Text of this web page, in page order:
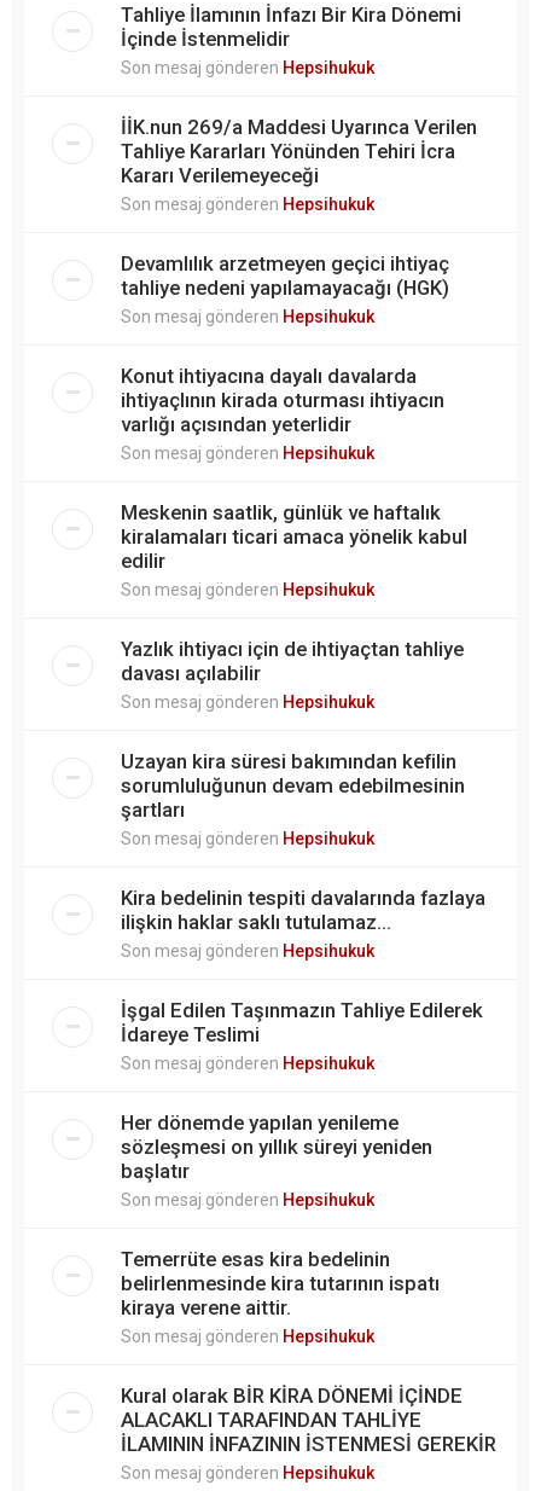
Tahliye İlamının İnfazı Bir Kira Dönemi
İçinde İstenmelidir
Son mesaj gönderen Hepsihukuk
İİK.nun 269/a Maddesi Uyarınca Verilen
Tahliye Kararları Yönünden Tehiri İcra
Kararı Verilemeyeceği
Son mesaj gönderen Hepsihukuk
Devamlılık arzetmeyen geçici ihtiyaç
tahliye nedeni yapılamayacağı (HGK)
Son mesaj gönderen Hepsihukuk
Konut ihtiyacına dayalı davalarda
ihtiyaçlının kirada oturması ihtiyacın
varlığı açısından yeterlidir
Son mesaj gönderen Hepsihukuk
Meskenin saatlik, günlük ve haftalık
kiralamaları ticari amaca yönelik kabul
edilir
Son mesaj gönderen Hepsihukuk
Yazlık ihtiyacı için de ihtiyaçtan tahliye
davası açılabilir
Son mesaj gönderen Hepsihukuk
Uzayan kira süresi bakımından kefilin
sorumluluğunun devam edebilmesinin
şartları
Son mesaj gönderen Hepsihukuk
Kira bedelinin tespiti davalarında fazlaya
ilişkin haklar saklı tutulamaz...
Son mesaj gönderen Hepsihukuk
İşgal Edilen Taşınmazın Tahliye Edilerek
İdareye Teslimi
Son mesaj gönderen Hepsihukuk
Her dönemde yapılan yenileme
sözleşmesi on yıllık süreyi yeniden
başlatır
Son mesaj gönderen Hepsihukuk
Temerrüte esas kira bedelinin
belirlenmesinde kira tutarının ispatı
kiraya verene aittir.
Son mesaj gönderen Hepsihukuk
Kural olarak BİR KİRA DÖNEMİ İÇİNDE
ALACAKLI TARAFINDAN TAHLİYE
İLAMININ İNFAZININ İSTENMESİ GEREKİR
Son mesaj gönderen Hepsihukuk